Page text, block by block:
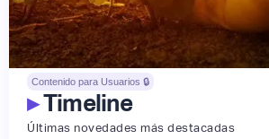
Contenido para Usuarios 🔒
▸Timeline
Últimas novedades más destacadas